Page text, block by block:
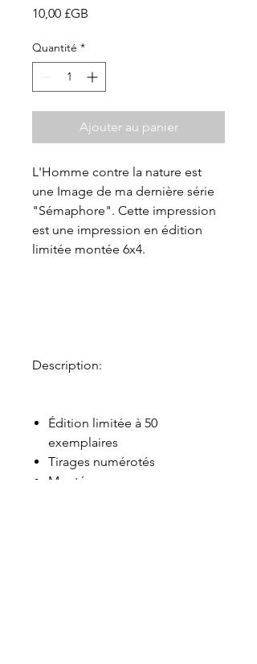
10,00 £GB
Quantité *
Ajouter au panier
L'Homme contre la nature est
une Image de ma dernière série
"Sémaphore". Cette impression
est une impression en édition
limitée montée 6x4.
Description:
Édition limitée à 50
exemplaires
Tirages numérotés
Monté